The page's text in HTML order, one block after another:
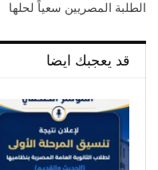
الطلبة المصريين سعياً لحلها
قد يعجبك ايضا